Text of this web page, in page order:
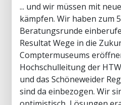
... und wir müssen mit
kämpfen. Wir haben zum
Beratungsrunde
Resultat Wege in die
Comptermuseums
Hochschulleitung der
und das Schöneweider
sind da einbezogen. Wir